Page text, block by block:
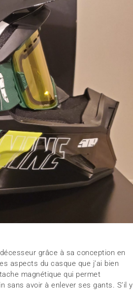
grâce à sa conception en
aspects du casque que j’ai bien
magnétique qui permet
sans avoir à enlever ses gants. S’il y